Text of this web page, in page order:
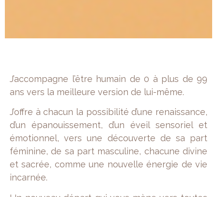
J’accompagne l’être humain de 0 à plus de 99
ans vers la meilleure version de lui-même.
J’offre à chacun la possibilité d’une renaissance,
d’un épanouissement, d’un éveil sensoriel et
émotionnel, vers une découverte de sa part
féminine, de sa part masculine, chacune divine
et sacrée, comme une nouvelle énergie de vie
incarnée.